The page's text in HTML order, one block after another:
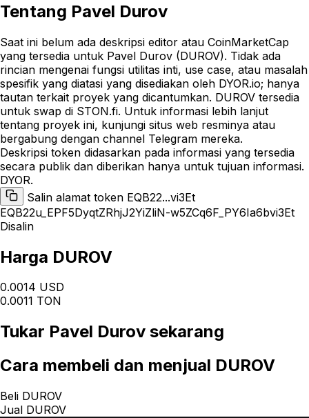
Tentang Pavel Durov
Saat ini belum ada deskripsi editor atau CoinMarketCap
yang tersedia untuk Pavel Durov (DUROV). Tidak ada
rincian mengenai fungsi utilitas inti, use case, atau masalah
spesifik yang diatasi yang disediakan oleh DYOR.io; hanya
tautan terkait proyek yang dicantumkan. DUROV tersedia
untuk swap di STON.fi. Untuk informasi lebih lanjut
tentang proyek ini, kunjungi situs web resminya atau
bergabung dengan channel Telegram mereka.
Deskripsi token didasarkan pada informasi yang tersedia
secara publik dan diberikan hanya untuk tujuan informasi.
DYOR.
Salin alamat token EQB22...vi3Et
EQB22u_EPF5DyqtZRhjJ2YiZliN-w5ZCq6F_PY6Ia6bvi3Et
Disalin
Harga DUROV
0.0014 USD
0.0011 TON
Tukar Pavel Durov sekarang
Cara membeli dan menjual DUROV
Beli DUROV
Jual DUROV